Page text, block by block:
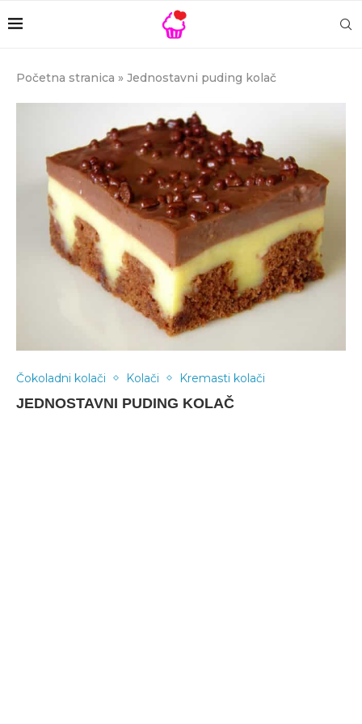
Početna stranica » Jednostavni puding kolač
Čokoladni kolači Kolači Kremasti kolači
JEDNOSTAVNI PUDING KOLAČ